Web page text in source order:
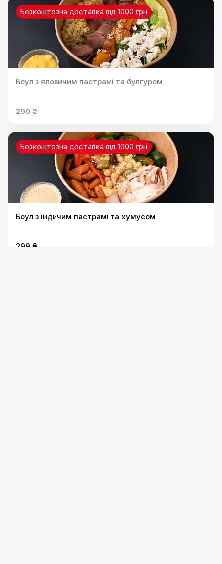
Безкоштовна доставка від 1000 грн
Боул з яловичим пастрамі та булгуром
290 ₴
Безкоштовна доставка від 1000 грн
Боул з індичим пастрамі та хумусом
299 ₴